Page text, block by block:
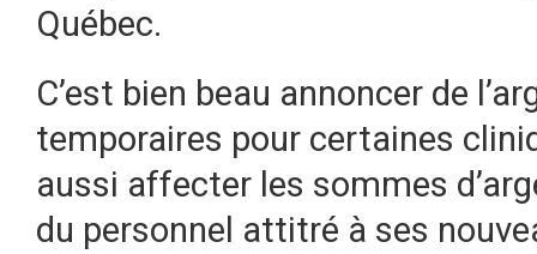
Québec.
C’est bien beau annoncer de
temporaires pour certaines
aussi affecter les sommes
du personnel attitré à ses